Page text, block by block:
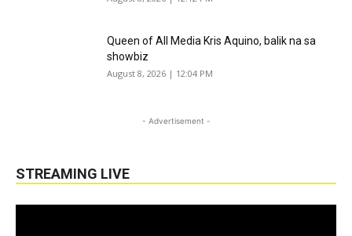
Queen of All Media Kris Aquino, balik na sa
showbiz
August 8, 2026 | 12:04 PM
- Advertisement -
STREAMING LIVE